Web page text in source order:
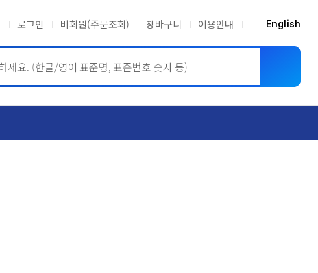
로그인 비회원(주문조회) 장바구니 이용안내 English